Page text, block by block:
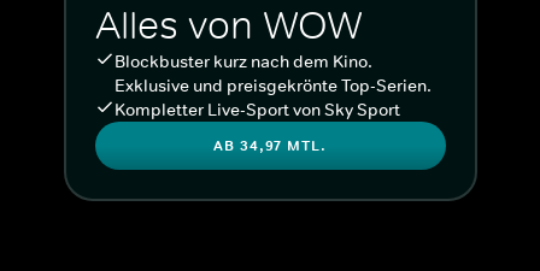
Alles von WOW
Blockbuster kurz nach dem Kino.
Exklusive und preisgekrönte Top-Serien.
Kompletter Live-Sport von Sky Sport
AB 34,97 MTL.